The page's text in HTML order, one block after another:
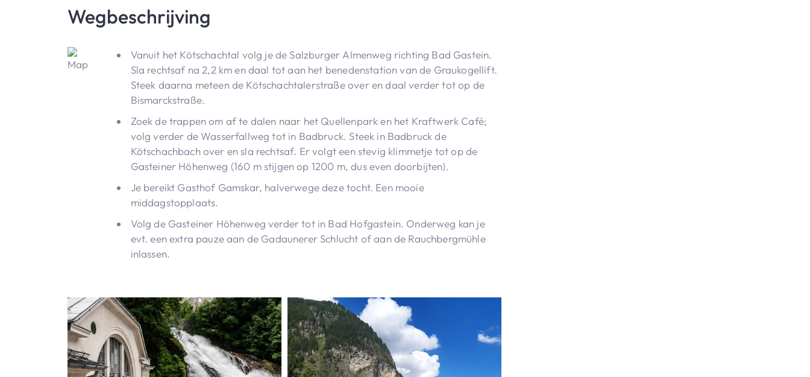
Wegbeschrijving
Vanuit het Kötschachtal volg je de Salzburger Almenweg richting Bad Gastein.
Sla rechtsaf na 2,2 km en daal tot aan het benedenstation van de Graukogellift.
Steek daarna meteen de Kötschachtalerstraße over en daal verder tot op de
Bismarckstraße.
Zoek de trappen om af te dalen naar het Quellenpark en het Kraftwerk Café;
volg verder de Wasserfallweg tot in Badbruck. Steek in Badbruck de
Kötschachbach over en sla rechtsaf. Er volgt een stevig klimmetje tot op de
Gasteiner Höhenweg (160 m stijgen op 1200 m, dus even doorbijten).
Je bereikt Gasthof Gamskar, halverwege deze tocht. Een mooie
middagstopplaats.
Volg de Gasteiner Höhenweg verder tot in Bad Hofgastein. Onderweg kan je
evt. een extra pauze aan de Gadaunerer Schlucht of aan de Rauchbergmühle
inlassen.